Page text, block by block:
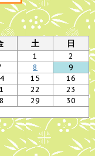
土 日
1
2
8
9
15
16
22
23
29
30